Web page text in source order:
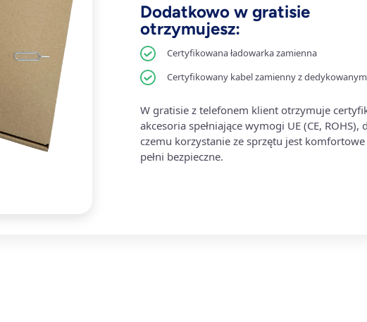
Dodatkowo w gratisie
otrzymujesz:
Certyfikowana ładowarka zamienna
Certyfikowany kabel zamienny z dedykowanym
W gratisie z telefonem klient otrzymuje
akcesoria spełniające wymogi UE (CE, ROHS),
czemu korzystanie ze sprzętu jest
pełni bezpieczne.